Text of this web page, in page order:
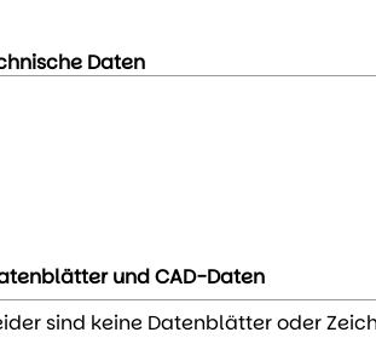
Daten
und CAD-Daten
sind keine Datenblätter oder